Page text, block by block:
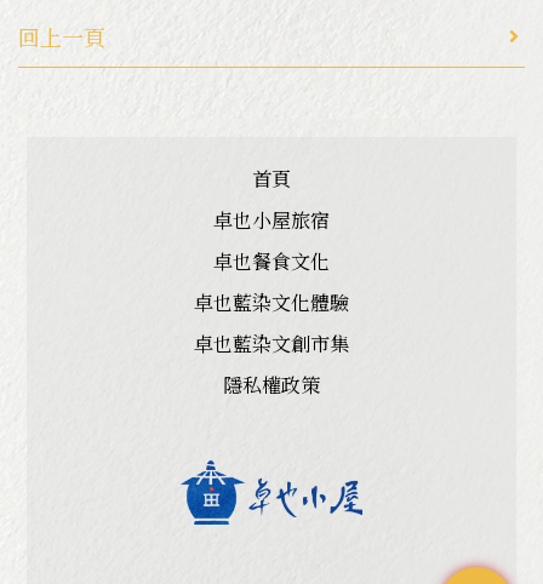
回上一頁
首頁
卓也小屋旅宿
卓也餐食文化
卓也藍染文化體驗
卓也藍染文創市集
隱私權政策